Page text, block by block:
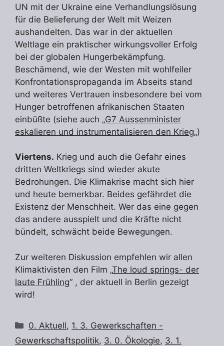
UN mit der Ukraine eine Verhandlungslösung
für die Belieferung der Welt mit Weizen
aushandelten. Das war in der aktuellen
Weltlage ein praktischer wirkungsvoller Erfolg
bei der globalen Hungerbekämpfung.
Beschämend, wie der Westen mit wohlfeiler
Konfrontationspropaganda im Abseits stand
und weiteres Vertrauen insbesondere bei vom
Hunger betroffenen afrikanischen Staaten
einbüßte (siehe auch „G7 Aussenminister
eskalieren und instrumentalisieren den Krieg„)
Viertens. Krieg und auch die Gefahr eines
dritten Weltkriegs sind wieder akute
Bedrohungen. Die Klimakrise macht sich hier
und heute bemerkbar. Beides gefährdet die
Existenz der Menschheit. Wer das eine gegen
das andere ausspielt und die Kräfte nicht
bündelt, schwächt beide Bewegungen.
Zur weiteren Diskussion empfehlen wir allen
Klimaktivisten den Film „The loud springs- der
laute Frühling“ , der aktuell in Berlin gezeigt
wird!
Kategorien
0. Aktuell, 1. 3. Gewerkschaften -
Gewerkschaftspolitik, 3. 0. Ökologie, 3. 1.